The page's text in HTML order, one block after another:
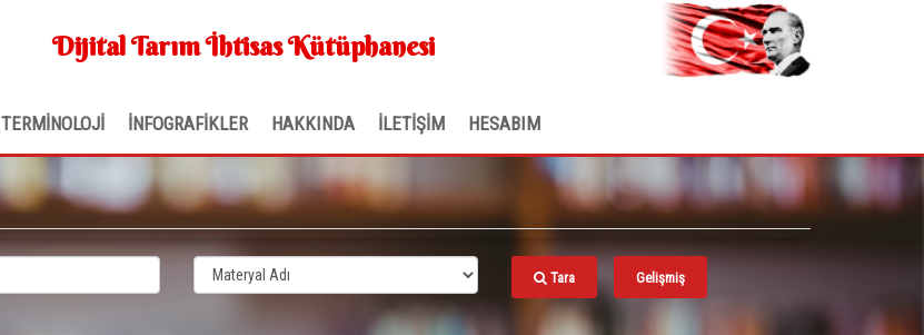
Dijital Tarım İhtisas Kütüphanesi
TERMİNOLOJİ İNFOGRAFİKLER HAKKINDA İLETİŞİM HESABIM
Tara Gelişmiş